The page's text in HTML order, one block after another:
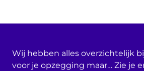
Wij hebben alles overzichtelijk
voor je opzegging maar… Zie je